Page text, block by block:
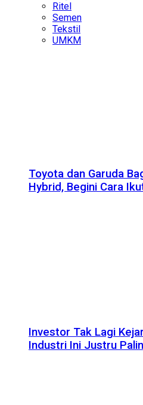
Ritel
Semen
Tekstil
UMKM
Toyota dan Garuda
Hybrid, Begini Cara
Investor Tak Lagi
Industri Ini Justru